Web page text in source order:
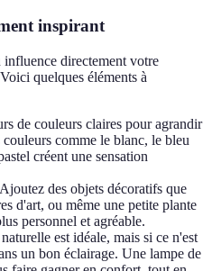
inspirant
directement votre
quelques éléments à
de couleurs claires pour agrandir
comme le blanc, le bleu
créent une sensation
des objets décoratifs que
d'art, ou même une petite plante
personnel et agréable.
est idéale, mais si ce n'est
un bon éclairage. Une lampe de